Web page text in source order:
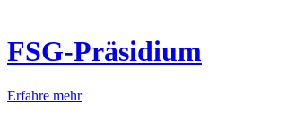
FSG-Präsidium
Erfahre mehr